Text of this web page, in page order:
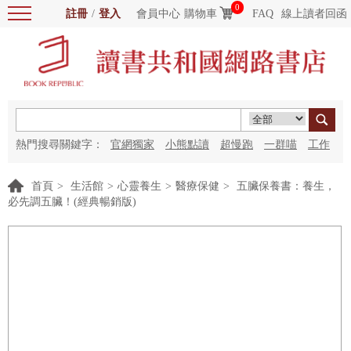
註冊 / 登入 會員中心 購物車
0
FAQ 線上讀者回函
熱門搜尋關鍵字： 官網獨家 小熊點讀 超慢跑 一群喵 工作
首頁 > 生活館 > 心靈養生 > 醫療保健 >
五臟保養書：養生，
必先調五臟！(經典暢銷版)